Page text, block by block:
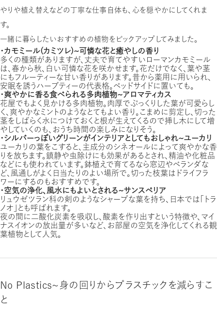
やりや植え替えなどの丁寧な仕事自体も、心を穏やかにしてくれま
す。
一緒に暮らしたいおすすめの植物をピックアップしてみました。
・カモミール（カミツレ）〜可憐な花と癒やしの香り
多くの種類がありますが、丈夫で育てやすいローマンカモミール
は、春から秋、白い可憐な花を咲かせます。花だけでなく、葉や茎
にもフルーティーな甘い香りがあります。昔から薬用に用いられ、
安眠を誘うハーブティーの代表格。ベッドサイドに置いても。
・爽やかに香る食べられる多肉植物〜アロマティカス
花屋でもよく見かける多肉植物。肉厚でぷっくりした葉が可愛らし
く、爽やかなミントのようなとてもよい香り。こまめに剪定し、切った
茎をしばらく水につけておくと根が生えてくるので挿し木にして増
やしていくのも、おうち時間の楽しみになりそう。
・シルバーっぽいグリーンがインテリアとしてもおしゃれ〜ユーカリ
ユーカリの葉をこすると、主成分のシネオールによって爽やかな香
りを放ちます。鎮静や虫除けにも効果があるとされ、精油や化粧品
などにも使われています。鉢植えで育てるなら窓辺やベランダな
ど、風通しがよく日当たりのよい場所で。切った枝葉はドライフラ
ワーにするのもおすすめです。
・空気の浄化、風水にもよいとされる〜サンスペリア
リュウゼツラン科の剣のようなシャープな葉を持ち、日本では「トラ
ノオ」とも呼ばれます。
夜の間に二酸化炭素を吸収し、酸素を作り出すという特徴や、マイ
ナスイオンの放出量が多いなど、お部屋の空気を浄化してくれる観
葉植物として人気。
No Plastics〜身の回りからプラスチックを減らすこ
と